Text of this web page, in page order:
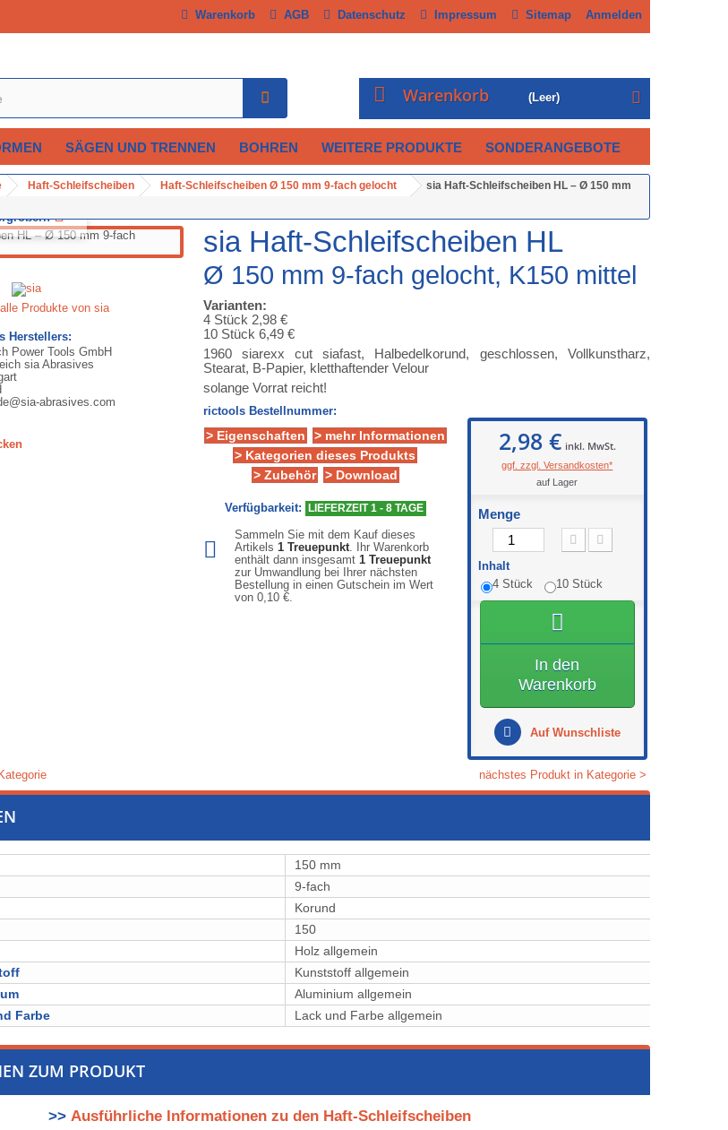
Anmelden
Sitemap
Impressum
Datenschutz
AGB
Warenkorb
Warenkorb (Leer)
SÄGEN UND TRENNEN BOHREN WEITERE PRODUKTE SONDERANGEBOTE
Haft-Schleifscheiben Haft-Schleifscheiben Ø 150 mm 9-fach gelocht
sia Haft-Schleifscheiben HL – Ø 150 mm
Produkte von sia
Herstellers:
Power Tools GmbH
sia Abrasives
abrasives.com
sia Haft-Schleifscheiben HL
Ø 150 mm 9-fach gelocht, K150 mittel
Varianten:
4 Stück 2,98 €
10 Stück 6,49 €
1960 siarexx cut siafast, Halbedelkorund, geschlossen, Vollkunstharz,
Stearat, B-Papier, kletthaftender Velour
solange Vorrat reicht!
rictools Bestellnummer:
> Eigenschaften
> mehr Informationen
> Kategorien dieses Produkts
> Zubehör
> Download
Verfügbarkeit: LIEFERZEIT 1 - 8 TAGE
Sammeln Sie mit dem Kauf dieses
Artikels 1Treuepunkt. Ihr Warenkorb
enthält dann insgesamt 1Treuepunkt
zur Umwandlung bei Ihrer nächsten
Bestellung in einen Gutschein im Wert
von 0,10 €.
2,98 € inkl. MwSt.
ggf. zzgl. Versandkosten*
auf Lager
Menge
Inhalt
4 Stück
10 Stück
In den
Warenkorb
Auf Wunschliste
nächstes Produkt in Kategorie >
150 mm
9-fach
⁠⁠⁠Korund
150
Holz allgemein
Kunststoff allgemein
Aluminium allgemein
Farbe
Lack und Farbe allgemein
ZUM PRODUKT
>> Ausführliche Informationen zu den Haft-Schleifscheiben